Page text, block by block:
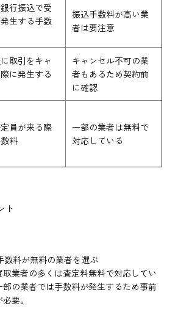
行振込で受
生する手数
振込手数料が高い業
者は要注意
取引をキャ
に発生する
キャンセル不可の業
者もあるため契約前
に確認
員が来る際
料
一部の業者は無料で
対応している
ト
数料が無料の業者を選ぶ
取業者の多くは査定料無料で対応してい
部の業者では手数料が発生するため事前
要。